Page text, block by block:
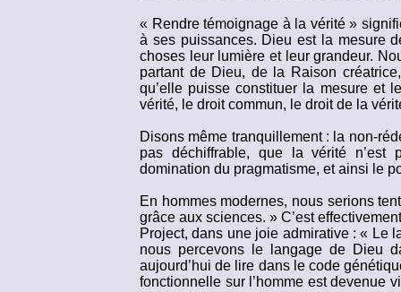
« Rendre témoignage à la vérité »
à ses puissances. Dieu est la mesure
choses leur lumière et leur grandeur.
partant de Dieu, de la Raison
qu’elle puisse constituer la mesure et
vérité, le droit commun, le droit de la
Disons même tranquillement : la non-
pas déchiffrable, que la vérité n’est
domination du pragmatisme, et ainsi le
En hommes modernes, nous serions
grâce aux sciences. » C’est
Project, dans une joie admirative : « Le
nous percevons le langage de Dieu
aujourd’hui de lire dans le code
fonctionnelle sur l’homme est devenue